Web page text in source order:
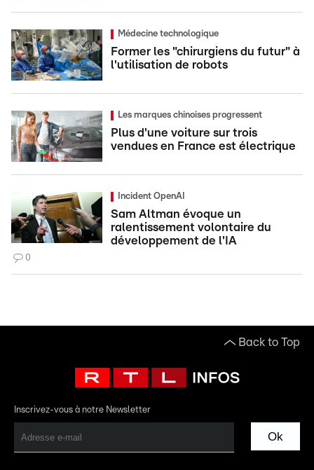
Médecine technologique
Former les "chirurgiens du futur" à
l'utilisation de robots
Les marques chinoises progressent
Plus d'une voiture sur trois
vendues en France est électrique
Incident OpenAI
Sam Altman évoque un
ralentissement volontaire du
développement de l'IA
0
Back to Top
Inscrivez-vous à notre Newsletter
Ok